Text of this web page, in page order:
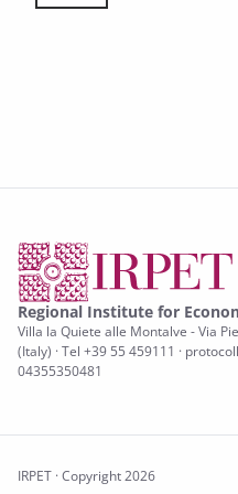
Regional Institute for
Villa la Quiete alle Montalve - Via
(Italy) · Tel +39 55 459111 ·
04355350481
IRPET · Copyright 2026